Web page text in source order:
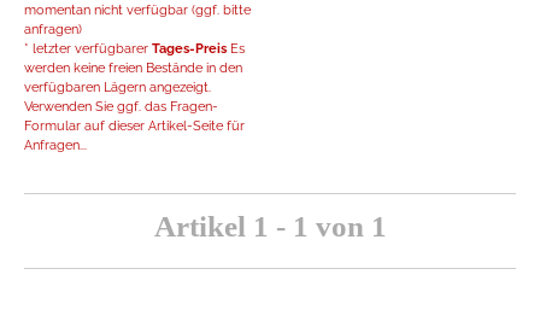
momentan nicht verfügbar (ggf. bitte
anfragen)
* letzter verfügbarer Tages-Preis Es
werden keine freien Bestände in den
verfügbaren Lägern angezeigt.
Verwenden Sie ggf. das Fragen-
Formular auf dieser Artikel-Seite für
Anfragen...
Artikel 1 - 1 von 1